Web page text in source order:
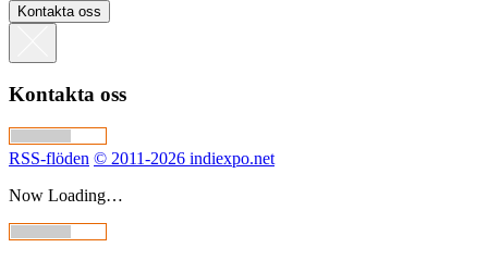
Kontakta oss
Kontakta oss
RSS-flöden © 2011-2026 indiexpo.net
Now Loading…